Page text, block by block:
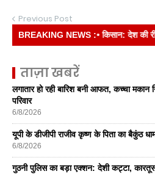
Previous Post
BREAKING NEWS :• किसान: देश की रीढ़
ताज़ा खबरें
लगातार हो रही बारिश बनी आफत, कच्चा
परिवार
6/8/2026
यूपी के डीजीपी राजीव कृष्ण के पिता का बैकुंठ
6/8/2026
गुठनी पुलिस का बड़ा एक्शन: देशी कट्टा,